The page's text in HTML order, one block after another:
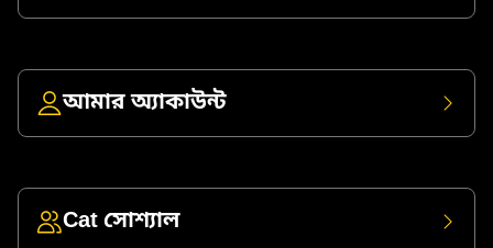
আমার অ্যাকাউন্ট
Cat সোশ্যাল